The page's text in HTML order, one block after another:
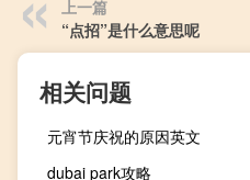
上一篇
“点招”是什么意思呢
相关问题
元宵节庆祝的原因英文
dubai park攻略